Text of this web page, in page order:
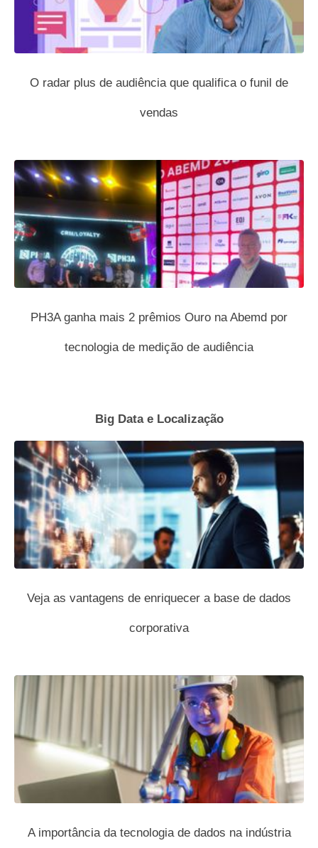
O radar plus de audiência que qualifica o funil de
vendas
PH3A ganha mais 2 prêmios Ouro na Abemd por
tecnologia de medição de audiência
Big Data e Localização
Veja as vantagens de enriquecer a base de dados
corporativa
A importância da tecnologia de dados na indústria